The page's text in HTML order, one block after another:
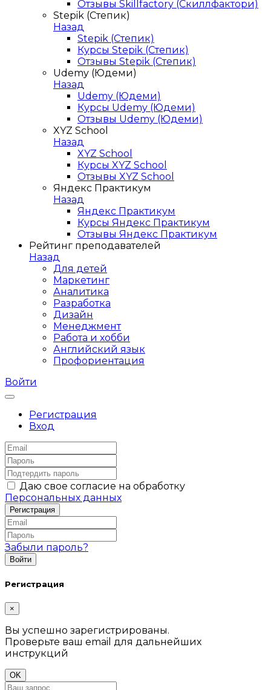
Отзывы Skillfactory (Скиллфактори)
Stepik (Степик)
Назад
Stepik (Степик)
Курсы Stepik (Степик)
Отзывы Stepik (Степик)
Udemy (Юдеми)
Назад
Udemy (Юдеми)
Курсы Udemy (Юдеми)
Отзывы Udemy (Юдеми)
XYZ School
Назад
XYZ School
Курсы XYZ School
Отзывы XYZ School
Яндекс Практикум
Назад
Яндекс Практикум
Курсы Яндекс Практикум
Отзывы Яндекс Практикум
Рейтинг преподавателей
Назад
Для детей
Маркетинг
Аналитика
Разработка
Дизайн
Менеджмент
Работа и хобби
Английский язык
Профориентация
Войти
Регистрация
Вход
Даю свое согласие на обработку
Персональных данных
Забыли пароль?
Регистрация
×
Вы успешно зарегистрированы.
Проверьте ваш email для дальнейших
инструкций
OK